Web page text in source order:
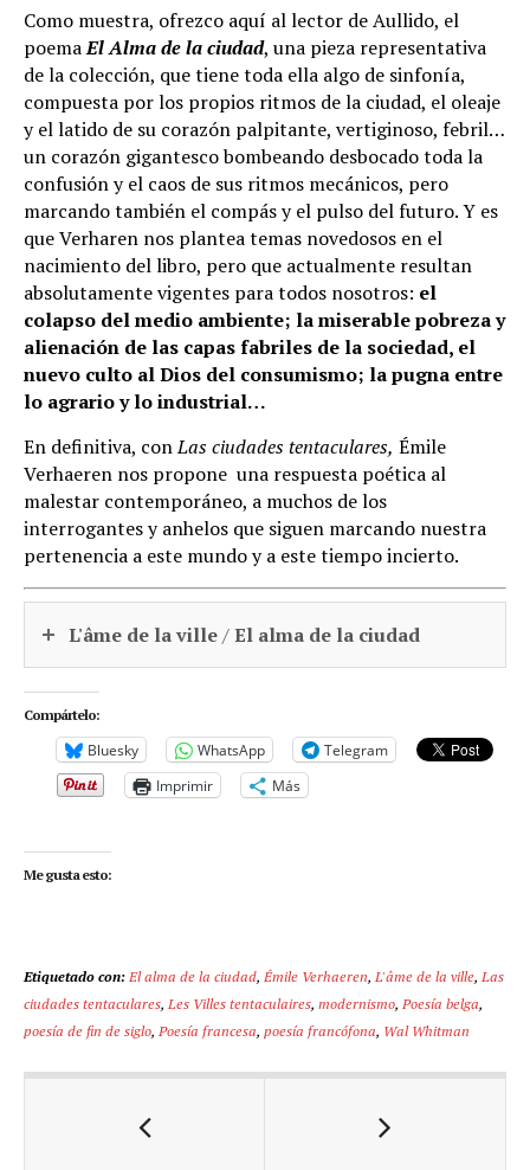
Como muestra, ofrezco aquí al lector de Aullido, el
poemaEl Alma de la ciudad, una pieza representativa
de la colección, que tiene toda ella algo de sinfonía,
compuesta por los propios ritmos de la ciudad, el oleaje
y el latido de su corazón palpitante, vertiginoso, febril…
un corazón gigantesco bombeando desbocado toda la
confusión y el caos de sus ritmos mecánicos, pero
marcando también el compás y el pulso del futuro. Y es
que Verharen nos plantea temas novedosos en el
nacimiento del libro, pero que actualmente resultan
absolutamente vigentes para todos nosotros: el
colapso del medio ambiente; la miserable pobreza y
alienación de las capas fabriles de la sociedad, el
nuevo culto al Dios del consumismo; la pugna entre
lo agrario y lo industrial…
En definitiva, conLas ciudades tentaculares, Émile
Verhaeren nos propone una respuesta poética al
malestar contemporáneo, a muchos de los
interrogantes y anhelos que siguen marcando nuestra
pertenencia a este mundo y a este tiempo incierto.
L'âme de la ville/El alma de la ciudad
Compártelo:
Bluesky WhatsApp
Telegram
Imprimir
Más
Me gusta esto:
Etiquetado con: El alma de la ciudad, Émile Verhaeren, L'âme de la ville, Las
ciudades tentaculares, Les Villes tentaculaires, modernismo, Poesía belga,
poesía de fin de siglo, Poesía francesa, poesía francófona, Wal Whitman